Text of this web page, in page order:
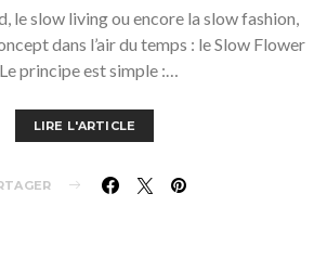
le slow living ou encore la slow fashion,
dans l’air du temps : le Slow Flower
principe est simple :…
LIRE L'ARTICLE